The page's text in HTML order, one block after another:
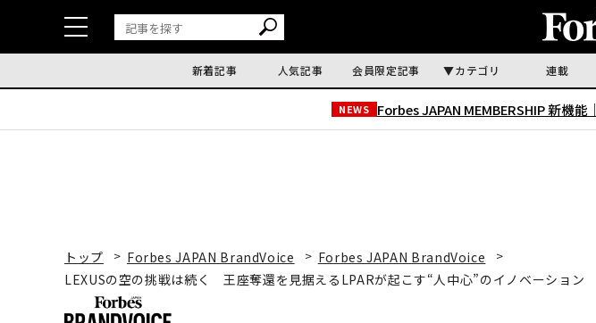
新着記事 人気記事 会員限定記事 カテゴリ 連載
NEWS Forbes JAPAN MEMBERSHIP 新機能｜
トップ Forbes JAPAN BrandVoice
Forbes JAPAN BrandVoice
LEXUSの空の挑戦は続く 王座奪還を見据えるLPARが起こす“人中心”のイノベーション